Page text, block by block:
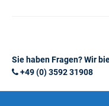
Sie haben Fragen? Wir
+49 (0) 3592 31908